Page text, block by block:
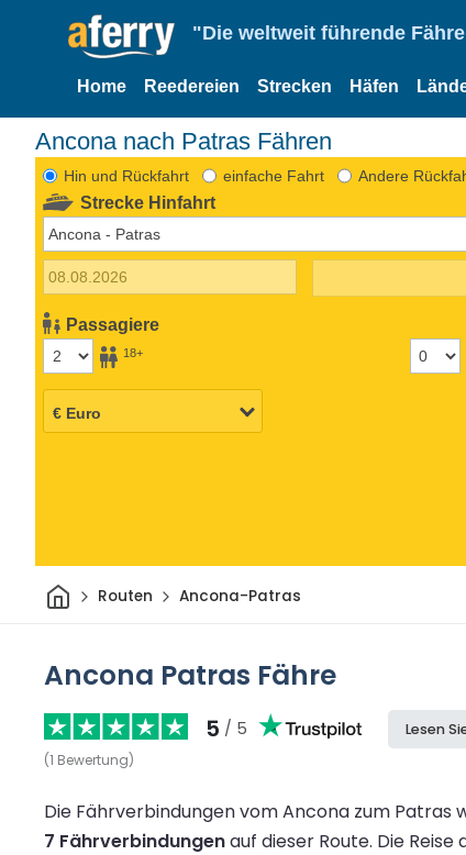
"Die weltweit führende
Home Reedereien Strecken Häfen
Ancona nach Patras Fähren
Hin und Rückfahrt einfache Fahrt Andere
Strecke Hinfahrt
Passagiere
18+
HeimRouten Ancona-Patras
Ancona Patras Fähre
5 / 5
(1 Bewertung)
Lesen
Die Fährverbindungen vom Ancona zum
7 Fährverbindungenauf dieser Route. Die Reise